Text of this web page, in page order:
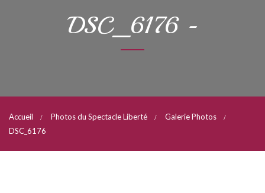
DSC_6176 -
Accueil Photos du Spectacle Liberté
Galerie Photos
DSC_6176